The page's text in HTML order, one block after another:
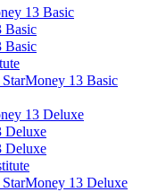
13 Basic
Basic
Basic
13 Basic
13 Deluxe
Deluxe
Deluxe
13 Deluxe